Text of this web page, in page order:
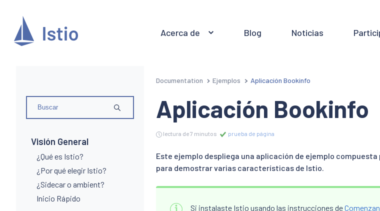
Acerca de Blog Noticias
Visión General
¿Qué es Istio?
¿Por qué elegir Istio?
¿Sidecar o ambient?
Inicio Rápido
Documentation Ejemplos Aplicación Bookinfo
Aplicación Bookinfo
lectura de 7 minutos prueba de página
Este ejemplo despliega una aplicación de ejemplo
para demostrar varias características de Istio.
Si instalaste Istio usando las instrucciones de